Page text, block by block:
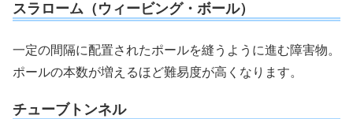
スラローム（ウィービング・ボール）
一定の間隔に配置されたポールを縫うように進む障害物。
ポールの本数が増えるほど難易度が高くなります。
チューブトンネル